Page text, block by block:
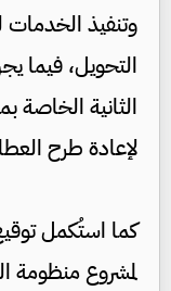
وتنفيذ الخدمات
التحويل، فيما
الثانية الخاصة
لإعادة طرح
كما استُكمل
لمشروع منظومة